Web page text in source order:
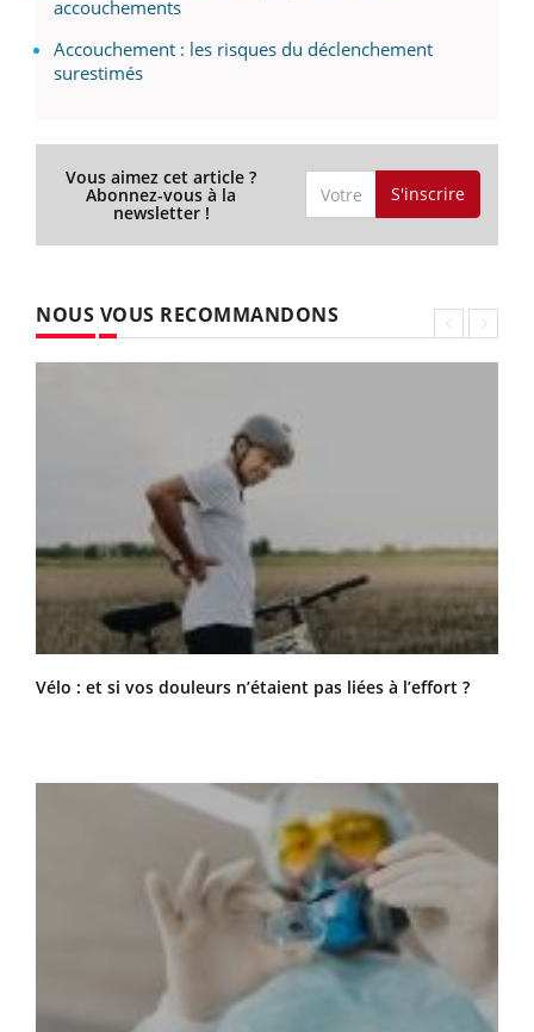
accouchements
Accouchement : les risques du déclenchement
surestimés
Vous aimez cet article ?
Abonnez-vous à la
newsletter !
S'inscrire
NOUS VOUS RECOMMANDONS
Vélo : et si vos douleurs n’étaient pas liées à l’effort ?